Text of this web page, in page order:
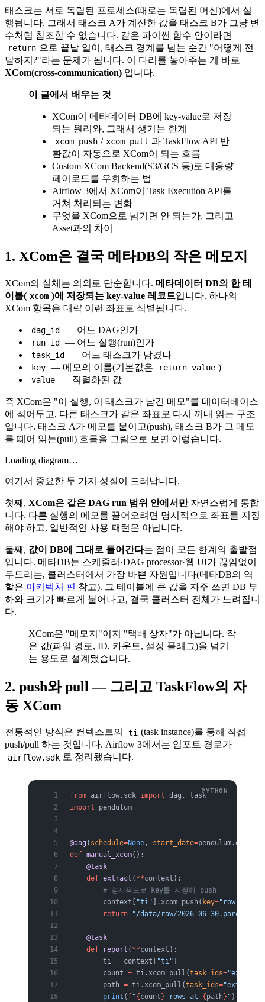
태스크는 서로 독립된 프로세스(때로는 독립된 머신)에서 실
행됩니다. 그래서 태스크 A가 계산한 값을 태스크 B가 그냥 변
수처럼 참조할 수 없습니다. 같은 파이썬 함수 안이라면
return 으로 끝날 일이, 태스크 경계를 넘는 순간 "어떻게 전
달하지?"라는 문제가 됩니다. 이 다리를 놓아주는 게 바로
XCom(cross-communication) 입니다.
이 글에서 배우는 것
XCom이 메타데이터 DB에 key-value로 저장
되는 원리와, 그래서 생기는 한계
xcom_push / xcom_pull 과 TaskFlow API 반
환값이 자동으로 XCom이 되는 흐름
Custom XCom Backend(S3/GCS 등)로 대용량
페이로드를 우회하는 법
Airflow 3에서 XCom이 Task Execution API를
거쳐 처리되는 변화
무엇을 XCom으로 넘기면 안 되는가, 그리고
Asset과의 차이
1. XCom은 결국 메타DB의 작은 메모지
XCom의 실체는 의외로 단순합니다. 메타데이터 DB의 한 테
이블( xcom )에 저장되는 key-value 레코드입니다. 하나의
XCom 항목은 대략 이런 좌표로 식별됩니다.
dag_id — 어느 DAG인가
run_id — 어느 실행(run)인가
task_id — 어느 태스크가 남겼나
key — 메모의 이름(기본값은 return_value )
value — 직렬화된 값
즉 XCom은 "이 실행, 이 태스크가 남긴 메모"를 데이터베이스
에 적어두고, 다른 태스크가 같은 좌표로 다시 꺼내 읽는 구조
입니다. 태스크 A가 메모를 붙이고(push), 태스크 B가 그 메모
를 떼어 읽는(pull) 흐름을 그림으로 보면 이렇습니다.
Loading diagram…
여기서 중요한 두 가지 성질이 드러납니다.
첫째, XCom은 같은 DAG run 범위 안에서만자연스럽게 통합
니다. 다른 실행의 메모를 끌어오려면 명시적으로 좌표를 지정
해야 하고, 일반적인 사용 패턴은 아닙니다.
둘째, 값이 DB에 그대로 들어간다는 점이 모든 한계의 출발점
입니다. 메타DB는 스케줄러·DAG processor·웹 UI가 끊임없이
두드리는, 클러스터에서 가장 바쁜 자원입니다(메타DB의 역
할은 아키텍처 편 참고). 그 테이블에 큰 값을 자주 쓰면 DB 부
하와 크기가 빠르게 불어나고, 결국 클러스터 전체가 느려집니
다.
XCom은 "메모지"이지 "택배 상자"가 아닙니다. 작
은 값(파일 경로, ID, 카운트, 설정 플래그)을 넘기
는 용도로 설계됐습니다.
2. push와 pull — 그리고 TaskFlow의 자
동 XCom
전통적인 방식은 컨텍스트의 ti (task instance)를 통해 직접
push/pull 하는 것입니다. Airflow 3에서는 임포트 경로가
airflow.sdk 로 정리됐습니다.
from airflow.sdk import dag, task
import pendulum
@dag ( schedule=None, start_date=
def manual_xcom():
    @task
    def
extract ( **context):
        # 명시적으로 key를 지정해 push
        context[
"ti" ].xcom_push( key="row_count"
        return
"/data/raw/2026-06-30.parquet"
    @task
    def
report ( **context):
        ti
= context[ "ti"
        count
= ti.xcom_pull(task_ids="extract"
        path
= ti.xcom_pull(task_ids="extract"
        print
( f"{ count } rows at { path } " )